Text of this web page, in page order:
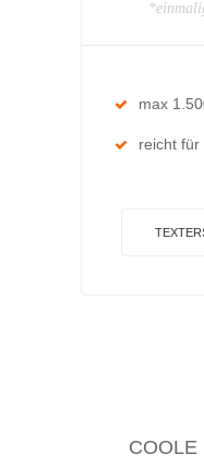
max
reicht für
COOLE